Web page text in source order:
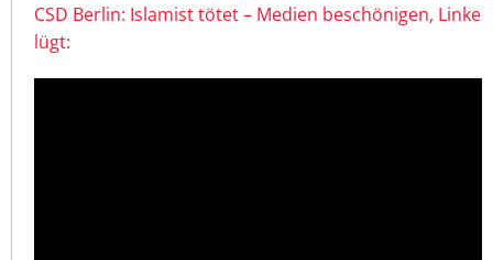
CSD Berlin: Islamist tötet – Medien beschönigen, Linke
lügt: